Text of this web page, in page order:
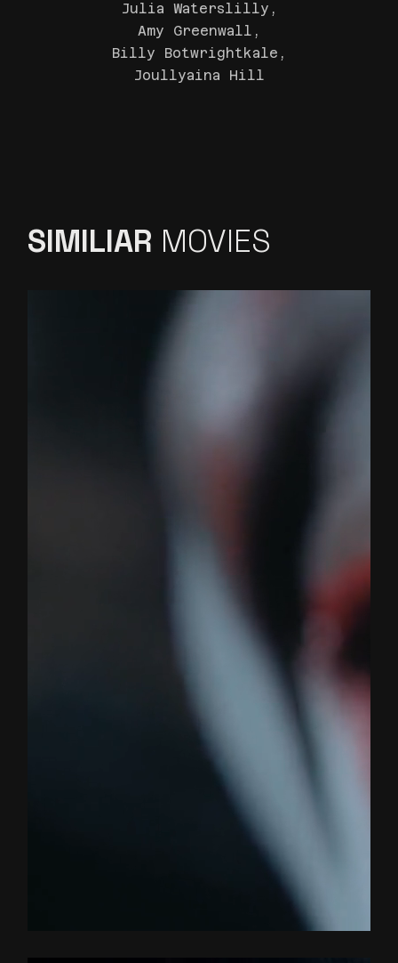
Julia Waterslilly,
Amy Greenwall,
Billy Botwrightkale,
Joullyaina Hill
SIMILIAR MOVIES